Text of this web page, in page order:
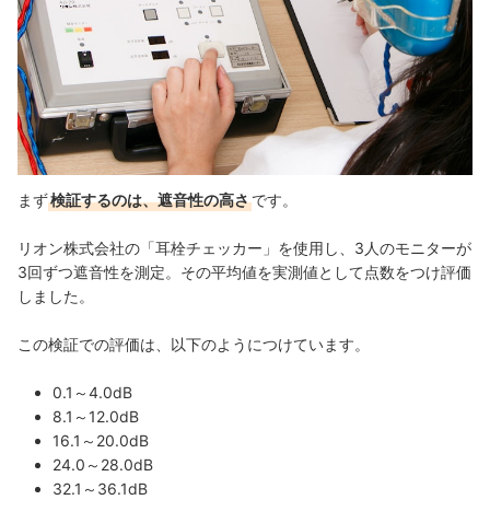
まず検証するのは、遮音性の高さです。
リオン株式会社の「耳栓チェッカー」を使用し、3人のモニターが
3回ずつ遮音性を測定。その平均値を実測値として点数をつけ評価
しました。
この検証での評価は、以下のようにつけています。
0.1～4.0dB
8.1～12.0dB
16.1～20.0dB
24.0～28.0dB
32.1～36.1dB